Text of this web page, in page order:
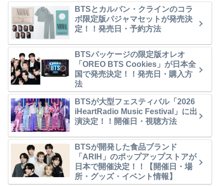
BTSとカルバン・クラインのコラ
ボ限定版パジャマセットが発売決
定！！発売日・予約方法
BTSパッケージの限定版オレオ
「OREO BTS Cookies」が日本全
国で発売決定！！発売日・購入方
法
BTSが大型フェスティバル「2026
iHeartRadio Music Festival」に出
演決定！！開催日・視聴方法
BTSが開発した食品ブランド
「ARIH」のポップアップストアが
日本で開催決定！！【開催日・場
所・グッズ・イベント情報】